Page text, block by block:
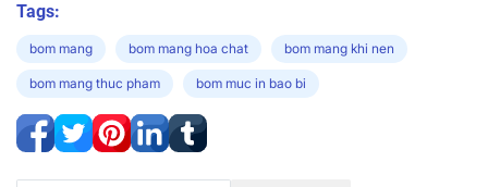
Tags:
bom mang bom mang hoa chat bom mang khi nen
bom mang thuc pham bom muc in bao bi